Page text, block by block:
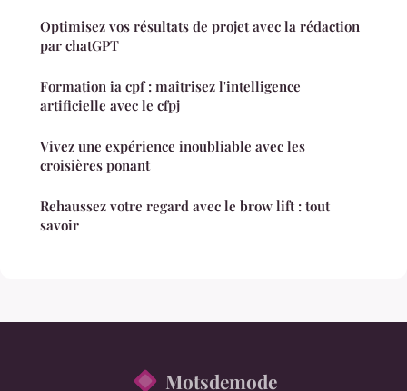
Optimisez vos résultats de projet avec la rédaction
par chatGPT
Formation ia cpf : maîtrisez l'intelligence
artificielle avec le cfpj
Vivez une expérience inoubliable avec les
croisières ponant
Rehaussez votre regard avec le brow lift : tout
savoir
Motsdemode